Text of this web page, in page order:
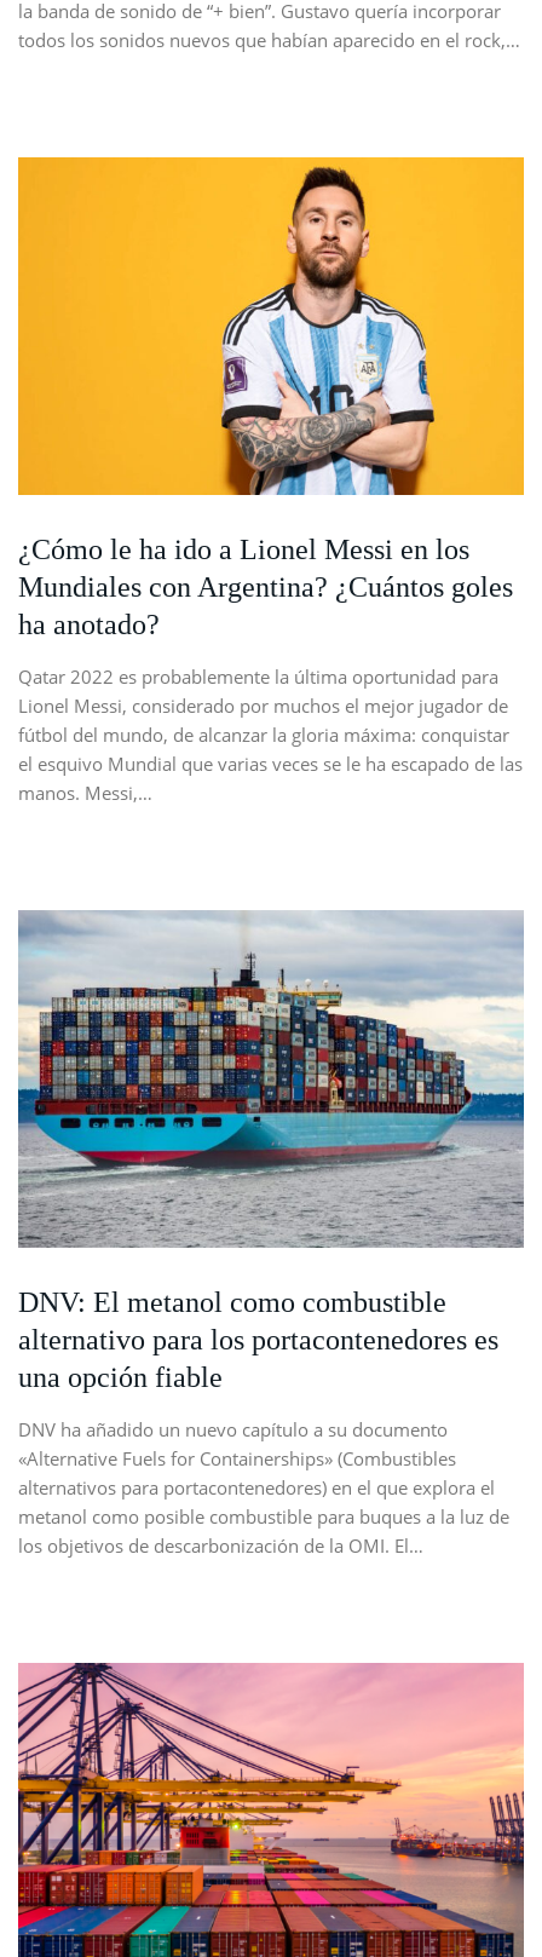
la banda de sonido de “+ bien”. Gustavo quería incorporar
todos los sonidos nuevos que habían aparecido en el rock,…
¿Cómo le ha ido a Lionel Messi en los
Mundiales con Argentina? ¿Cuántos goles
ha anotado?
Qatar 2022 es probablemente la última oportunidad para
Lionel Messi, considerado por muchos el mejor jugador de
fútbol del mundo, de alcanzar la gloria máxima: conquistar
el esquivo Mundial que varias veces se le ha escapado de las
manos. Messi,…
DNV: El metanol como combustible
alternativo para los portacontenedores es
una opción fiable
DNV ha añadido un nuevo capítulo a su documento
«Alternative Fuels for Containerships» (Combustibles
alternativos para portacontenedores) en el que explora el
metanol como posible combustible para buques a la luz de
los objetivos de descarbonización de la OMI. El…